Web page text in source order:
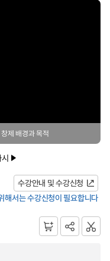
제 배경과 목적
수강안내 및 수강신청
해서는 수강신청이 필요합니다